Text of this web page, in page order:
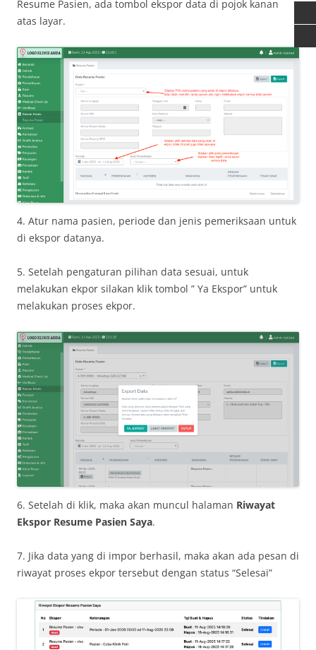
Resume Pasien, ada tombol ekspor data di pojok kanan
atas layar.
4. Atur nama pasien, periode dan jenis pemeriksaan untuk
di ekspor datanya.
5. Setelah pengaturan pilihan data sesuai, untuk
melakukan ekpor silakan klik tombol ” Ya Ekspor” untuk
melakukan proses ekpor.
6. Setelah di klik, maka akan muncul halaman Riwayat
Ekspor Resume Pasien Saya.
7. Jika data yang di impor berhasil, maka akan ada pesan di
riwayat proses ekpor tersebut dengan status “Selesai”